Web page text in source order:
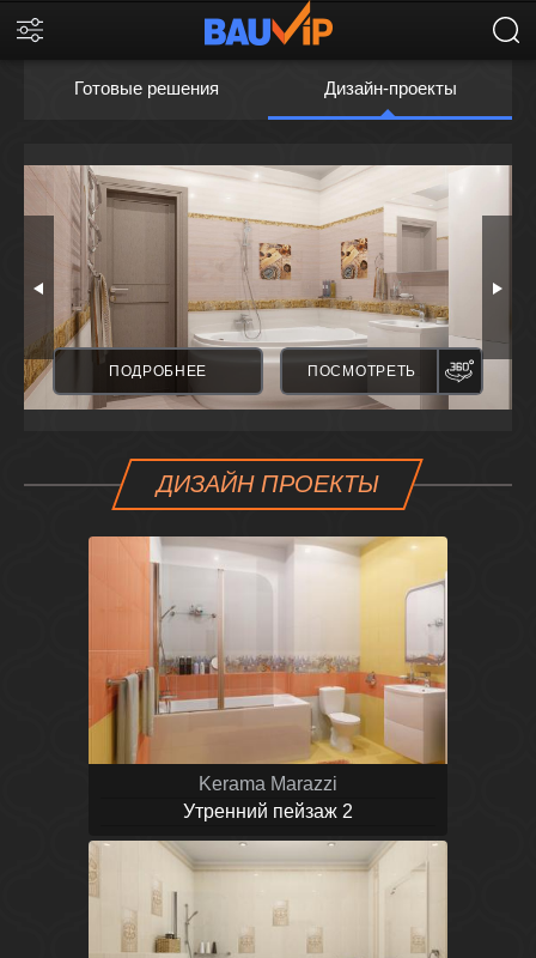
Готовые решения Дизайн-проекты
ПОДРОБНЕЕ ПОСМОТРЕТЬ
ДИЗАЙН ПРОЕКТЫ
Kerama Marazzi
Утренний пейзаж 2